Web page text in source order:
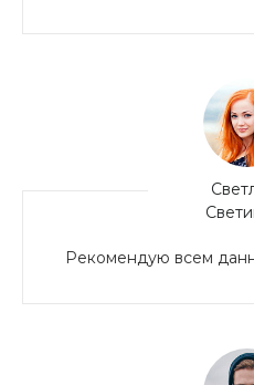
Рекомендую всем